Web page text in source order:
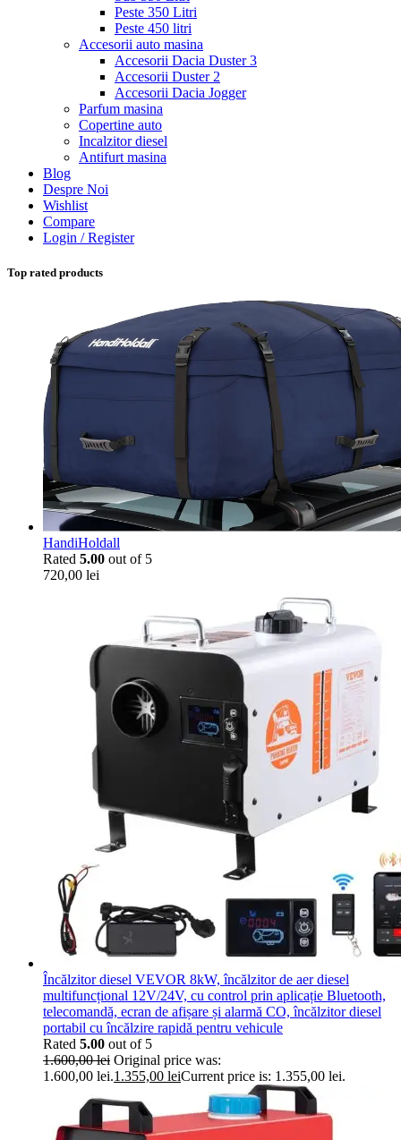
Peste 350 Litri
Peste 450 litri
Accesorii auto masina
Accesorii Dacia Duster 3
Accesorii Duster 2
Accesorii Dacia Jogger
Parfum masina
Copertine auto
Incalzitor diesel
Antifurt masina
Blog
Despre Noi
Wishlist
Compare
Login / Register
Top rated products
HandiHoldall
Rated 5.00 out of 5
720,00 lei
Încălzitor diesel VEVOR 8kW, încălzitor de aer diesel
multifuncțional 12V/24V, cu control prin aplicație Bluetooth,
telecomandă, ecran de afișare și alarmă CO, încălzitor diesel
portabil cu încălzire rapidă pentru vehicule
Rated 5.00 out of 5
1.600,00lei Original price was:
1.600,00 lei.1.355,00 leiCurrent price is: 1.355,00 lei.